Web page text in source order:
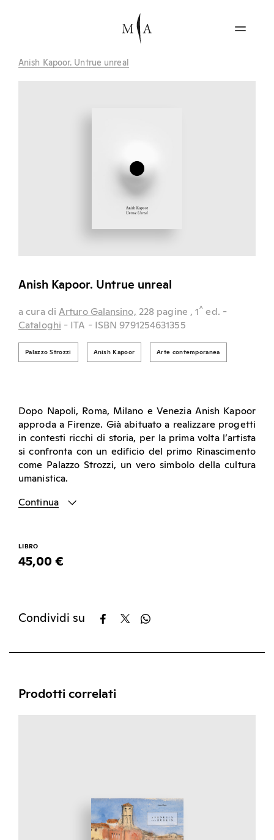
Anish Kapoor. Untrue unreal
Anish Kapoor. Untrue unreal
a cura di Arturo Galansino, 228 pagine , 1^ ed. -
Cataloghi - ITA - ISBN 9791254631355
Palazzo Strozzi Anish Kapoor Arte contemporanea
Dopo Napoli, Roma, Milano e Venezia Anish Kapoor
approda a Firenze. Già abituato a realizzare progetti
in contesti ricchi di storia, per la prima volta l’artista
si confronta con un edificio del primo Rinascimento
come Palazzo Strozzi, un vero simbolo della cultura
umanistica.
Continua
LIBRO
45,00 €
Condividi su
Prodotti correlati